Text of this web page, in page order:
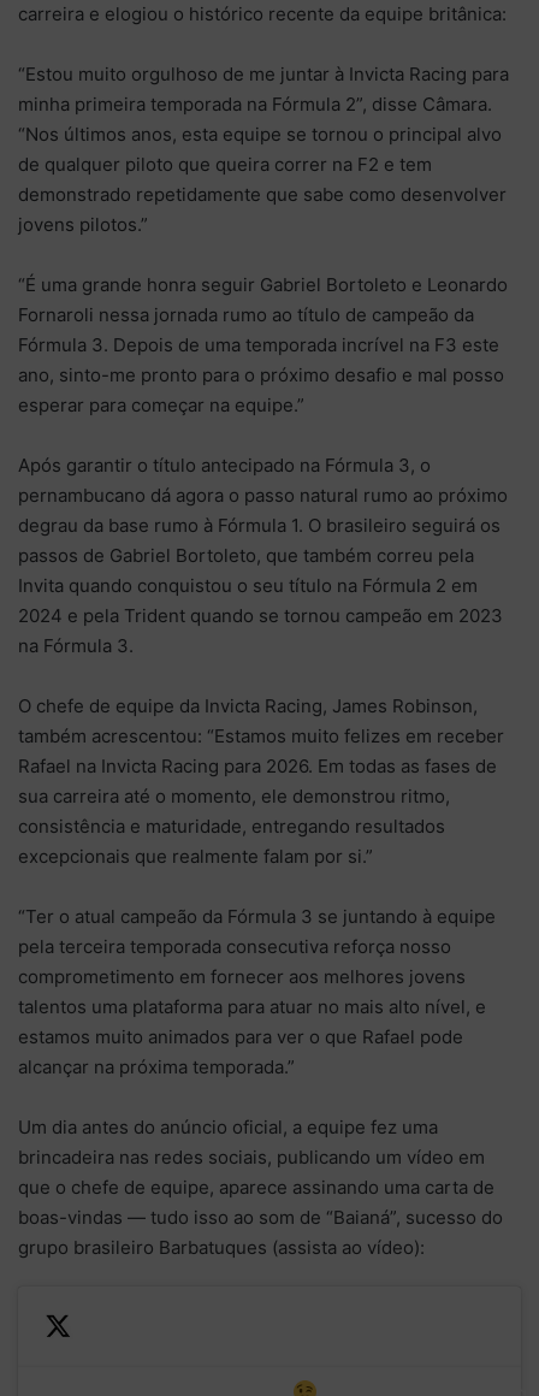
carreira e elogiou o histórico recente da equipe britânica:
“Estou muito orgulhoso de me juntar à Invicta Racing para
minha primeira temporada na Fórmula 2”, disse Câmara.
“Nos últimos anos, esta equipe se tornou o principal alvo
de qualquer piloto que queira correr na F2 e tem
demonstrado repetidamente que sabe como desenvolver
jovens pilotos.”
“É uma grande honra seguir Gabriel Bortoleto e Leonardo
Fornaroli nessa jornada rumo ao título de campeão da
Fórmula 3. Depois de uma temporada incrível na F3 este
ano, sinto-me pronto para o próximo desafio e mal posso
esperar para começar na equipe.”
Após garantir o título antecipado na Fórmula 3, o
pernambucano dá agora o passo natural rumo ao próximo
degrau da base rumo à Fórmula 1. O brasileiro seguirá os
passos de Gabriel Bortoleto, que também correu pela
Invita quando conquistou o seu título na Fórmula 2 em
2024 e pela Trident quando se tornou campeão em 2023
na Fórmula 3.
O chefe de equipe da Invicta Racing, James Robinson,
também acrescentou: “Estamos muito felizes em receber
Rafael na Invicta Racing para 2026. Em todas as fases de
sua carreira até o momento, ele demonstrou ritmo,
consistência e maturidade, entregando resultados
excepcionais que realmente falam por si.”
“Ter o atual campeão da Fórmula 3 se juntando à equipe
pela terceira temporada consecutiva reforça nosso
comprometimento em fornecer aos melhores jovens
talentos uma plataforma para atuar no mais alto nível, e
estamos muito animados para ver o que Rafael pode
alcançar na próxima temporada.”
Um dia antes do anúncio oficial, a equipe fez uma
brincadeira nas redes sociais, publicando um vídeo em
que o chefe de equipe, aparece assinando uma carta de
boas-vindas — tudo isso ao som de “Baianá”, sucesso do
grupo brasileiro Barbatuques (assista ao vídeo):